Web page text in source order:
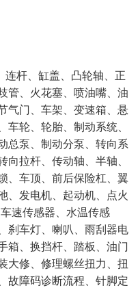
连杆、缸盖、凸轮轴、正
管、火花塞、喷油嘴、油
气门、车架、变速箱、悬
车轮、轮胎、制动系统、
总泵、制动分泵、转向系
向拉杆、传动轴、半轴、
、车顶、前后保险杠、翼
、发电机、起动机、点火
速传感器、水温传感
刹车灯、喇叭、雨刮器电
箱、换挡杆、踏板、油门
大修、修理螺丝扭力、扭
故障码诊断流程、针脚定